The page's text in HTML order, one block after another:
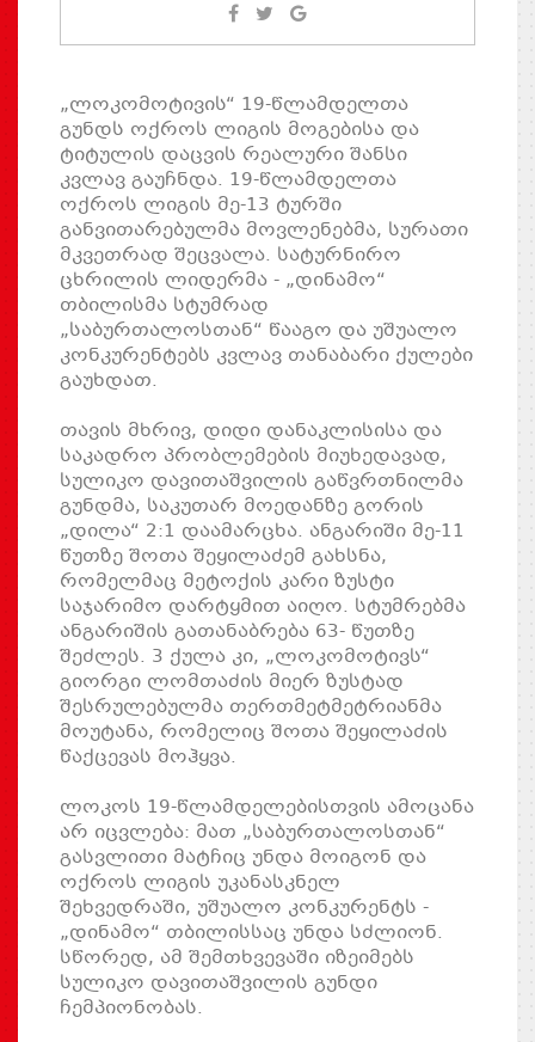
„ლოკომოტივის“ 19-წლამდელთა
გუნდს ოქროს ლიგის მოგებისა და
ტიტულის დაცვის რეალური შანსი
კვლავ გაუჩნდა. 19-წლამდელთა
ოქროს ლიგის მე-13 ტურში
განვითარებულმა მოვლენებმა, სურათი
მკვეთრად შეცვალა. სატურნირო
ცხრილის ლიდერმა - „დინამო“
თბილისმა სტუმრად
„საბურთალოსთან“ წააგო და უშუალო
კონკურენტებს კვლავ თანაბარი ქულები
გაუხდათ.
თავის მხრივ, დიდი დანაკლისისა და
საკადრო პრობლემების მიუხედავად,
სულიკო დავითაშვილის გაწვრთნილმა
გუნდმა, საკუთარ მოედანზე გორის
„დილა“ 2:1 დაამარცხა. ანგარიში მე-11
წუთზე შოთა შეყილაძემ გახსნა,
რომელმაც მეტოქის კარი ზუსტი
საჯარიმო დარტყმით აიღო. სტუმრებმა
ანგარიშის გათანაბრება 63- წუთზე
შეძლეს. 3 ქულა კი, „ლოკომოტივს“
გიორგი ლომთაძის მიერ ზუსტად
შესრულებულმა თერთმეტმეტრიანმა
მოუტანა, რომელიც შოთა შეყილაძის
წაქცევას მოჰყვა.
ლოკოს 19-წლამდელებისთვის ამოცანა
არ იცვლება: მათ „საბურთალოსთან“
გასვლითი მატჩიც უნდა მოიგონ და
ოქროს ლიგის უკანასკნელ
შეხვედრაში, უშუალო კონკურენტს -
„დინამო“ თბილისსაც უნდა სძლიონ.
სწორედ, ამ შემთხვევაში იზეიმებს
სულიკო დავითაშვილის გუნდი
ჩემპიონობას.